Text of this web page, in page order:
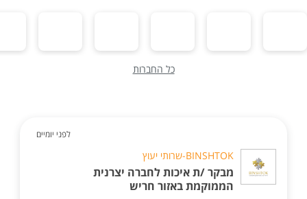
כל החברות
לפני יומיים
BINSHTOK-שרותי יעוץ
מבקר /ת איכות לחברה יצרנית
הממוקמת באזור חריש